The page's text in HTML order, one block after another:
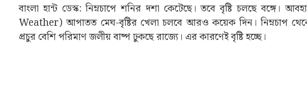
বাংলা হান্ট ডেস্ক: নিম্নচাপে শনির দশা কেটেছে। তবে বৃষ্টি চলছে বঙ্গে।
Weather) আপাতত মেঘ-বৃষ্টির খেলা চলবে আরও কয়েক দিন। নিম্নচাপ
প্রচুর বেশি পরিমাণ জলীয় বাষ্প ঢুকছে রাজ্যে। এর কারণেই বৃষ্টি হচ্ছে।